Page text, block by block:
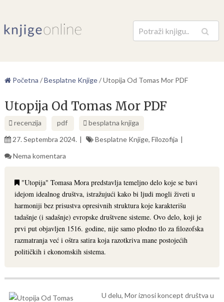
Pretraga
Početna /Besplatne Knjige/Utopija Od Tomas Mor PDF
Utopija Od Tomas Mor PDF
recenzija pdf
besplatna knjiga
27. Septembra 2024.
Besplatne Knjige, Filozofija
Nema komentara
"Utopija" Tomasa Mora predstavlja temeljno delo koje se bavi
idejom idealnog društva, istražujući kako bi ljudi mogli živeti u
harmoniji bez prisustva opresivnih struktura koje karakterišu
tadašnje (i sadašnje) evropske društvene sisteme. Ovo delo, koji je
prvi put objavljen 1516. godine, nije samo plodno tlo za filozofska
razmatranja već i oštra satira koja razotkriva mane postojećih
političkih i ekonomskih sistema.
U delu, Mor iznosi koncept društva u